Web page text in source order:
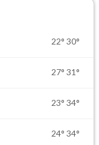
22° 30°
27° 31°
23° 34°
24° 34°